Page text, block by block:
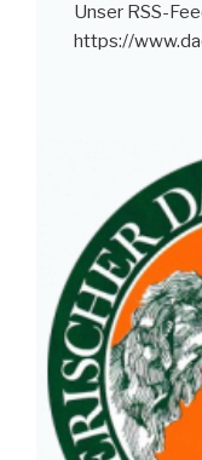
Unser RSS-
https://